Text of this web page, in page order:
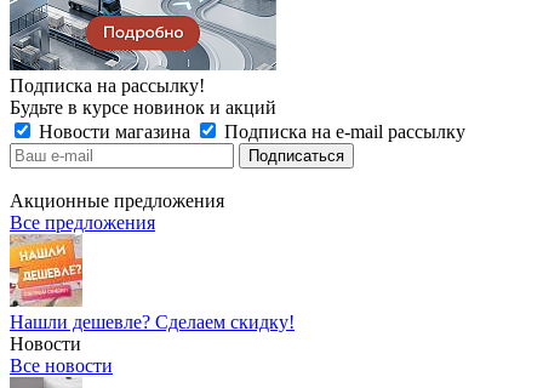
Подписка на рассылку!
Будьте в курсе новинок и акций
Новости магазина
Подписка на e-mail рассылку
Акционные предложения
Все предложения
Нашли дешевле? Сделаем скидку!
Новости
Все новости